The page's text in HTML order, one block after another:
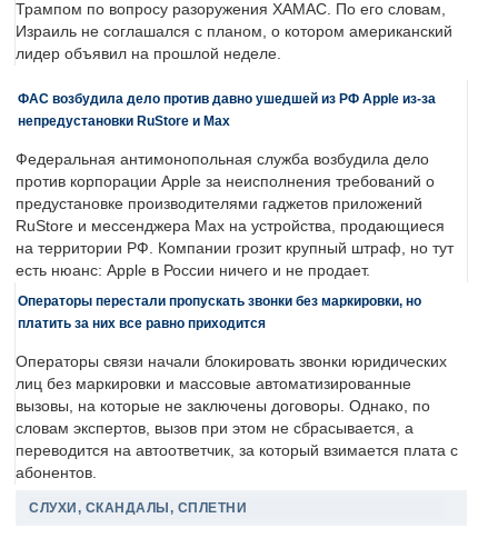
Трампом по вопросу разоружения ХАМАС. По его словам,
Израиль не соглашался с планом, о котором американский
лидер объявил на прошлой неделе.
ФАС возбудила дело против давно ушедшей из РФ Apple из-за
непредустановки RuStore и Max
Федеральная антимонопольная служба возбудила дело
против корпорации Apple за неисполнения требований о
предустановке производителями гаджетов приложений
RuStore и мессенджера Max на устройства, продающиеся
на территории РФ. Компании грозит крупный штраф, но тут
есть нюанс: Apple в России ничего и не продает.
Операторы перестали пропускать звонки без маркировки, но
платить за них все равно приходится
Операторы связи начали блокировать звонки юридических
лиц без маркировки и массовые автоматизированные
вызовы, на которые не заключены договоры. Однако, по
словам экспертов, вызов при этом не сбрасывается, а
переводится на автоответчик, за который взимается плата с
абонентов.
СЛУХИ, СКАНДАЛЫ, СПЛЕТНИ